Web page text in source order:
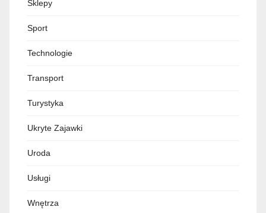
Sklepy
Sport
Technologie
Transport
Turystyka
Ukryte Zajawki
Uroda
Usługi
Wnętrza